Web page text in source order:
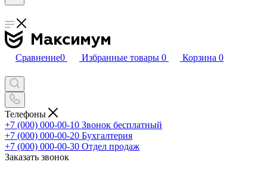
Сравнение0 Избранные товары 0 Корзина 0
Телефоны
+7 (000) 000-00-10 Звонок бесплатный
+7 (000) 000-00-20 Бухгалтерия
+7 (000) 000-00-30 Отдел продаж
Заказать звонок